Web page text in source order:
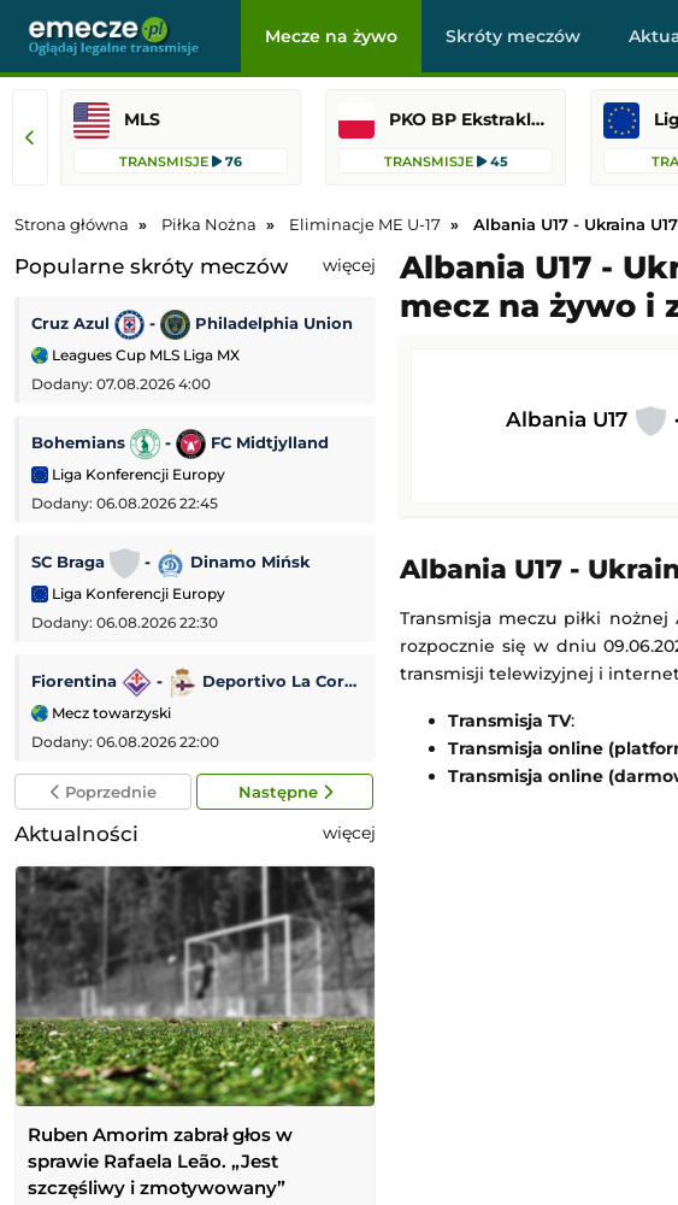
Mecze na żywo Skróty meczów
MLS
TRANSMISJE 76
PKO BP Ekstraklasa
TRANSMISJE 45
Strona główna Piłka Nożna Eliminacje ME U-17 Albania U17 - Ukraina U17
Popularne skróty meczów więcej
Cruz Azul - Philadelphia Union
Leagues Cup MLS Liga MX
Dodany: 07.08.2026 4:00
Bohemians - FC Midtjylland
Liga Konferencji Europy
Dodany: 06.08.2026 22:45
SC Braga - Dinamo Mińsk
Liga Konferencji Europy
Dodany: 06.08.2026 22:30
Fiorentina - Deportivo La Coruña
Mecz towarzyski
Dodany: 06.08.2026 22:00
AS Monaco - Getafe CF
Dynamo Kijów - Qarabağ
Dodany: 06.08.2026 21:00
Lincoln Red Imps - Omonia
Liga Europejska
Dodany: 06.08.2026 21:00
Poprzednie Następne
Aktualności więcej
Ruben Amorim zabrał głos w
sprawie Rafaela Leão. „Jest
szczęśliwy i zmotywowany”
Albania U17 -
mecz na żywo i
Albania U17
Albania U17 -
Transmisja meczu piłki nożnej
rozpocznie się w dniu
transmisji telewizyjnej i
Transmisja TV:
Transmisja online
Transmisja online